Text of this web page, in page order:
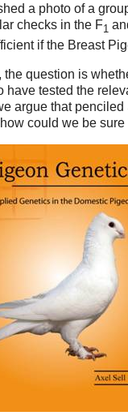
a photo of a
checks in the F1
if the Breast
question is
have tested the
argue that
could we be